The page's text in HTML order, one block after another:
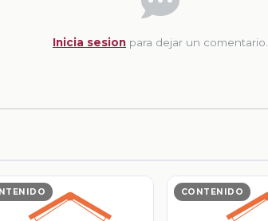
Inicia sesion para dejar un comentario.
CONTENIDO